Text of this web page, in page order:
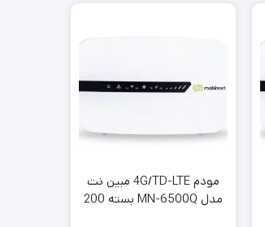
مودم 4G/TD-LTE مبین نت
مدل MN-6500Q بسته 200